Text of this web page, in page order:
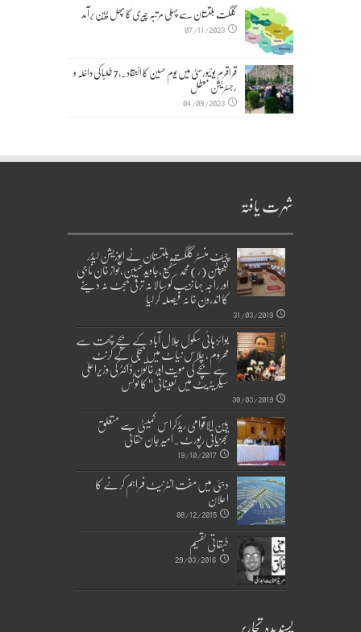
گلگت بلتستان سے پہلی مرتبہ چیری کا پھل چین برآمد
07/11/2023
قراقرم یونیورسٹی میں یوم حسین کا انعقاد۔,7 طلبا کی داخلہ و
رجسٹریشن معطل
04/09/2023
شہرت یافتہ
چیف منسٹر گلگت بلتستان نے اپوزیشن لیڈر
کیپٹن(ر)محمد شفیع،جاوید حسین،نواز خان ناجی
اور راجہ جہانزیب کو سالانہ ترقی بجٹ نہ دینے
کا اندرون خانہ فیصلہ کر لیا
31/03/2019
بوائز ہائی سکول جلال آباد کے بچے چھت سے
محروم ، چلاس نیاٹ میں بجلی کے کرنٹ
سے بچے کی موت اور خاتون ڈاکٹر کی وزیراعلیٰ
سیکریٹریٹ میں تعیناتی‘‘ کا نوٹس
30/03/2019
بین الاقوامی ریڈکراس کمیٹی سے متعلق
تجزیاتی رپورٹ۔امیر جان حقانی
19/10/2017
دبئی میں مفت انٹرنیٹ فراہم کرنے کا
اعلان
08/12/2015
طبقاتی تقسیم
29/03/2016